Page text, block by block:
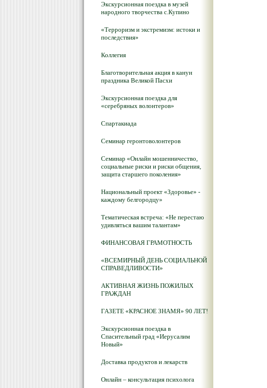
Экскурсионная поездка в музей
народного творчества с.Купино
«Терроризм и экстремизм: истоки и
последствия»
Коллегия
Благотворительная акция в канун
праздника Великой Пасхи
Экскурсионная поездка для
«серебряных волонтеров»
Спартакиада
Семинар геронтоволонтеров
Семинар «Онлайн мошенничество,
социальные риски и риски общения,
защита старшего поколения»
Национальный проект «Здоровье» -
каждому белгородцу»
Тематическая встреча: «Не перестаю
удивляться вашим талантам»
ФИНАНСОВАЯ ГРАМОТНОСТЬ
«ВСЕМИРНЫЙ ДЕНЬ СОЦИАЛЬНОЙ
СПРАВЕДЛИВОСТИ»
АКТИВНАЯ ЖИЗНЬ ПОЖИЛЫХ
ГРАЖДАН
ГАЗЕТЕ «КРАСНОЕ ЗНАМЯ» 90 ЛЕТ!
Экскурсионная поездка в
Спасительный град «Иерусалим
Новый»
Доставка продуктов и лекарств
Онлайн – консультация психолога